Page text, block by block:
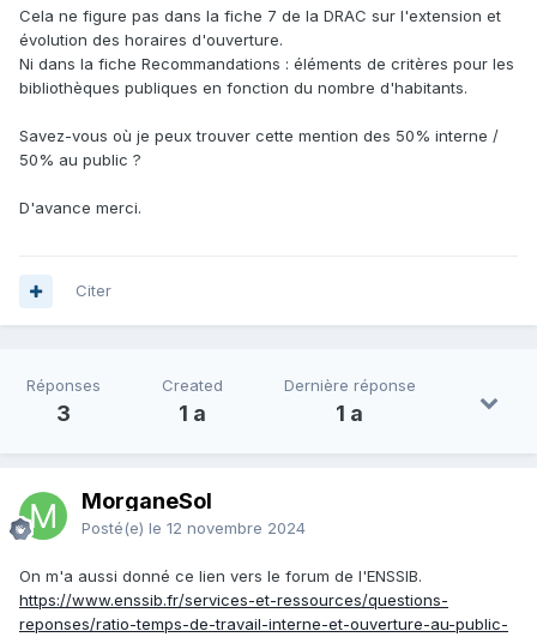
Cela ne figure pas dans la fiche 7 de la DRAC sur l'extension et
évolution des horaires d'ouverture.
Ni dans la fiche Recommandations : éléments de critères pour les
bibliothèques publiques en fonction du nombre d'habitants.
Savez-vous où je peux trouver cette mention des 50% interne /
50% au public ?
D'avance merci.
Citer
Réponses
3
Created
1 a
Dernière réponse
1 a
MorganeSol
Posté(e) le 12 novembre 2024
On m'a aussi donné ce lien vers le forum de l'ENSSIB.
https://www.enssib.fr/services-et-ressources/questions-
reponses/ratio-temps-de-travail-interne-et-ouverture-au-public-